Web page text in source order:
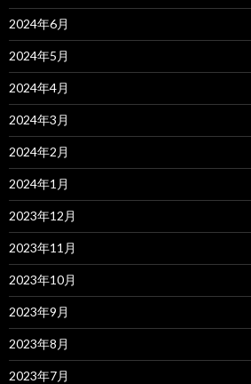
2024年6月
2024年5月
2024年4月
2024年3月
2024年2月
2024年1月
2023年12月
2023年11月
2023年10月
2023年9月
2023年8月
2023年7月